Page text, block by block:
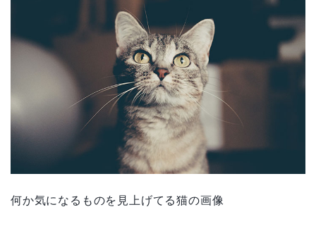
何か気になるものを見上げてる猫の画像